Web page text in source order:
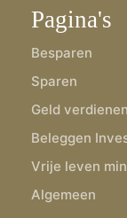
Pagina's
Besparen
Sparen
Geld verdienen
Beleggen
Vrije leven
Algemeen